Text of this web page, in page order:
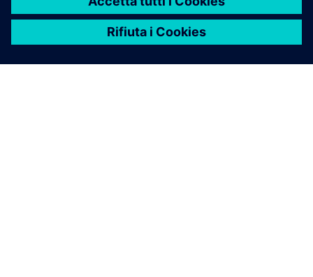
di Eigen Engineering Agent